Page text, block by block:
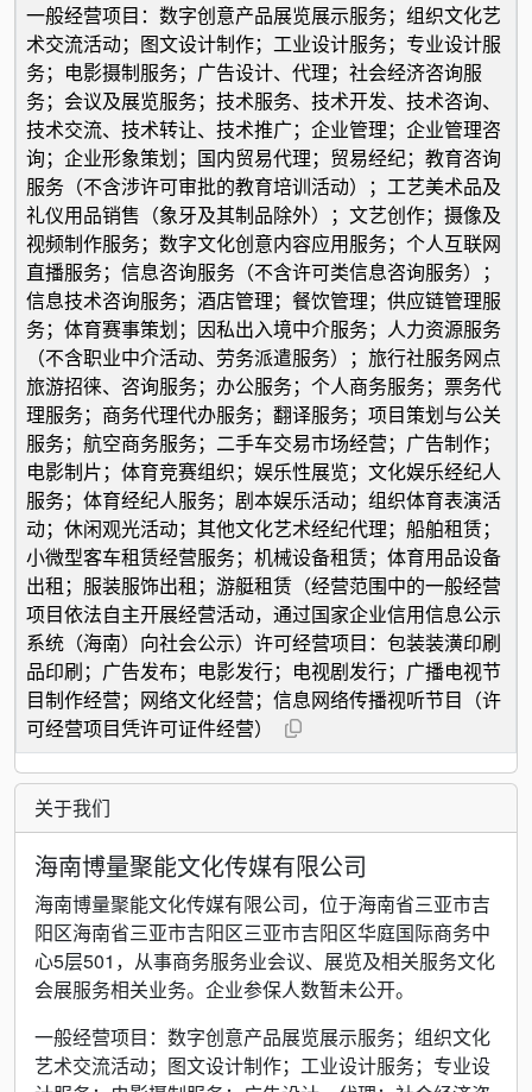
一般经营项目：数字创意产品展览展示服务；组织文化艺
术交流活动；图文设计制作；工业设计服务；专业设计服
务；电影摄制服务；广告设计、代理；社会经济咨询服
务；会议及展览服务；技术服务、技术开发、技术咨询、
技术交流、技术转让、技术推广；企业管理；企业管理咨
询；企业形象策划；国内贸易代理；贸易经纪；教育咨询
服务（不含涉许可审批的教育培训活动）；工艺美术品及
礼仪用品销售（象牙及其制品除外）；文艺创作；摄像及
视频制作服务；数字文化创意内容应用服务；个人互联网
直播服务；信息咨询服务（不含许可类信息咨询服务）；
信息技术咨询服务；酒店管理；餐饮管理；供应链管理服
务；体育赛事策划；因私出入境中介服务；人力资源服务
（不含职业中介活动、劳务派遣服务）；旅行社服务网点
旅游招徕、咨询服务；办公服务；个人商务服务；票务代
理服务；商务代理代办服务；翻译服务；项目策划与公关
服务；航空商务服务；二手车交易市场经营；广告制作；
电影制片；体育竞赛组织；娱乐性展览；文化娱乐经纪人
服务；体育经纪人服务；剧本娱乐活动；组织体育表演活
动；休闲观光活动；其他文化艺术经纪代理；船舶租赁；
小微型客车租赁经营服务；机械设备租赁；体育用品设备
出租；服装服饰出租；游艇租赁（经营范围中的一般经营
项目依法自主开展经营活动，通过国家企业信用信息公示
系统（海南）向社会公示）许可经营项目：包装装潢印刷
品印刷；广告发布；电影发行；电视剧发行；广播电视节
目制作经营；网络文化经营；信息网络传播视听节目（许
可经营项目凭许可证件经营）
关于我们
海南博量聚能文化传媒有限公司
海南博量聚能文化传媒有限公司，位于海南省三亚市吉
阳区海南省三亚市吉阳区三亚市吉阳区华庭国际商务中
心5层501，从事商务服务业会议、展览及相关服务文化
会展服务相关业务。企业参保人数暂未公开。
一般经营项目：数字创意产品展览展示服务；组织文化
艺术交流活动；图文设计制作；工业设计服务；专业设